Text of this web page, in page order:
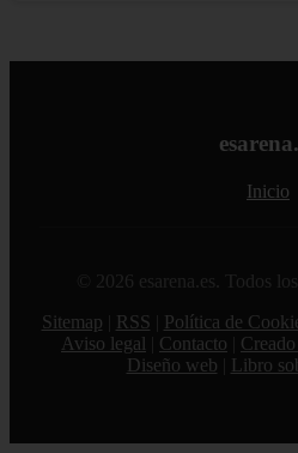
Inicio
© 2026 esarena.es. Todos
Sitemap
RSS Política de
Aviso legal
Contacto
Diseño web
Libro